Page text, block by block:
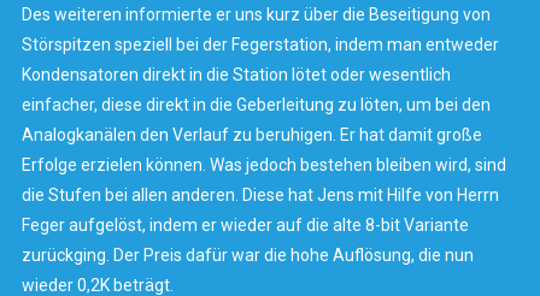
Des weiteren informierte er uns kurz über die Beseitigung von
Störspitzen speziell bei der Fegerstation, indem man entweder
Kondensatoren direkt in die Station lötet oder wesentlich
einfacher, diese direkt in die Geberleitung zu löten, um bei den
Analogkanälen den Verlauf zu beruhigen. Er hat damit große
Erfolge erzielen können. Was jedoch bestehen bleiben wird, sind
die Stufen bei allen anderen. Diese hat Jens mit Hilfe von Herrn
Feger aufgelöst, indem er wieder auf die alte 8-bit Variante
zurückging. Der Preis dafür war die hohe Auflösung, die nun
wieder 0,2K beträgt.